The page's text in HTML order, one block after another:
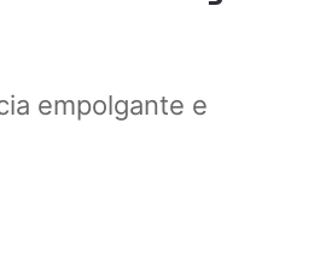
empolgante e